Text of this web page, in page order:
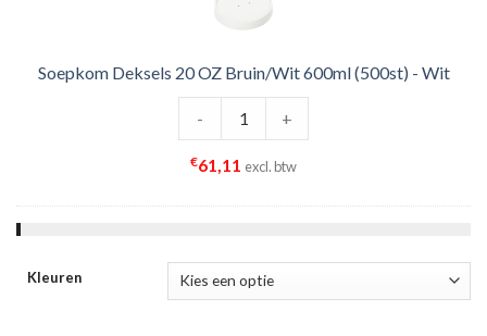
Soepkom Deksels 20 OZ Bruin/Wit 600ml (500st) - Wit
- +
€61,11 excl. btw
Kleuren